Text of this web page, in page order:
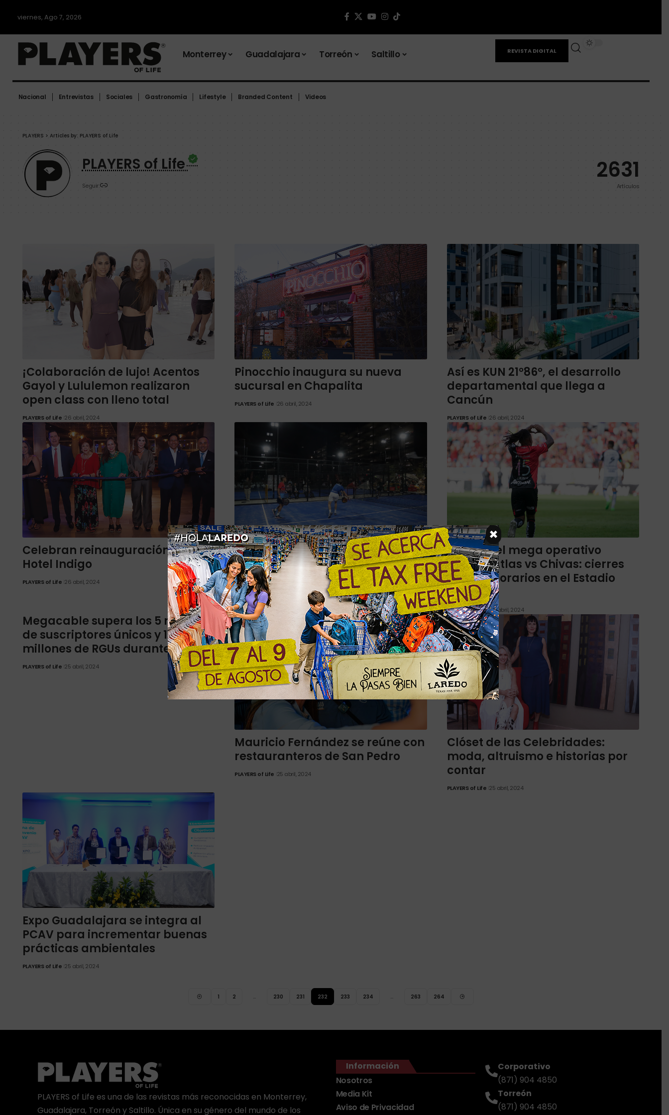
viernes, Ago 7, 2026
Monterrey Guadalajara Torreón Saltillo REVISTA DIGITAL
Nacional Entrevistas Sociales Gastronomía Lifestyle Branded Content Videos
PLAYERS > Articles by: PLAYERS of Life
PLAYERS of Life
Seguir:
2631
Artículos
¡Colaboración de lujo! Acentos
Gayol y Lululemon realizaron
open class con lleno total
PLAYERS of Life 26 abril, 2024
Pinocchio inaugura su nueva
sucursal en Chapalita
PLAYERS of Life 26 abril, 2024
Así es KUN 21°86°, el desarrollo
departamental que llega a
Cancún
PLAYERS of Life 26 abril, 2024
Celebran reinauguración del
Hotel Indigo
PLAYERS of Life 26 abril, 2024
Así es el nuevo Complejo de
Pádel AGA de la Universidad
Panamericana Guadalajara
PLAYERS of Life 26 abril, 2024
Así será el mega operativo
Clásico Atlas vs Chivas: cierres
viales y horarios en el Estadio
Jalisco
PLAYERS of Life 26 abril, 2024
Megacable supera los 5 millones
de suscriptores únicos y 13
millones de RGUs durante el 1T24
PLAYERS of Life 25 abril, 2024
Mauricio Fernández se reúne con
restauranteros de San Pedro
PLAYERS of Life 25 abril, 2024
Clóset de las Celebridades:
moda, altruismo e historias por
contar
PLAYERS of Life 25 abril, 2024
Expo Guadalajara se integra al
PCAV para incrementar buenas
prácticas ambientales
PLAYERS of Life 25 abril, 2024
1 2 … 230 231 232 233 234 … 263 264
PLAYERS of Life es una de las revistas más reconocidas en Monterrey,
Guadalajara, Torreón y Saltillo. Única en su género del mundo de los
Información
Nosotros
Media Kit
Aviso de Privacidad
Corporativo
(871) 904 4850
Torreón
(871) 904 4850
×